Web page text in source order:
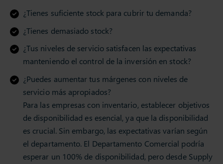
¿Tienes suficiente stock para cubrir tu demanda?
¿Tienes demasiado stock?
¿Tus niveles de servicio satisfacen las expectativas
manteniendo el control de la inversión en stock?
¿Puedes aumentar tus márgenes con niveles de
servicio más apropiados?
Para las empresas con inventario, establecer objetivos
de disponibilidad es esencial, ya que la disponibilidad
es crucial. Sin embargo, las expectativas varían según
el departamento. El Departamento Comercial podría
esperar un 100% de disponibilidad, pero desde Supply